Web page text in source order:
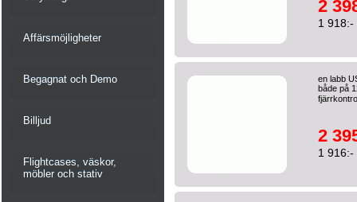
Affärsmöjligheter
Begagnat och Demo
Billjud
Flightcases, väskor,
möbler och stativ
2
1 918:-
en labb
både på
2
1 916:-